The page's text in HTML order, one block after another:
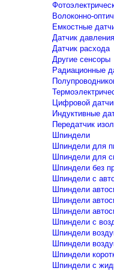
Волоконно-
Емкостные
Датчик давления
Датчик расхода
Другие сенсоры
Радиационные
Цифровой
Индуктивные
Передатчик
Шпиндели
Шпиндели для
Шпиндели для
Шпиндели без
Шпиндели с
Шпиндели
Шпиндели
Шпиндели
Шпиндели с
Шпиндели
Шпиндели
Шпиндели
Шпиндели с